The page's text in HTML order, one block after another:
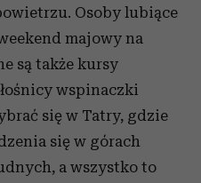
Osoby lubiące
majowy na
są także kursy
wspinaczki
się w Tatry, gdzie
się w górach
a wszystko to